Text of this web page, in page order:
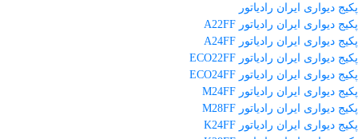
پکیج دیواری ایران رادیاتور
پکیج دیواری ایران رادیاتور A22FF
پکیج دیواری ایران رادیاتور A24FF
پکیج دیواری ایران رادیاتور ECO22FF
پکیج دیواری ایران رادیاتور ECO24FF
پکیج دیواری ایران رادیاتور M24FF
پکیج دیواری ایران رادیاتور M28FF
پکیج دیواری ایران رادیاتور K24FF